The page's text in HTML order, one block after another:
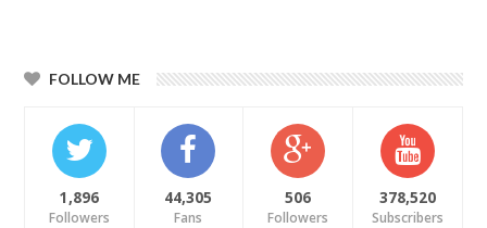
FOLLOW ME
1,896
Followers
44,305
Fans
506
Followers
378,520
Subscribers